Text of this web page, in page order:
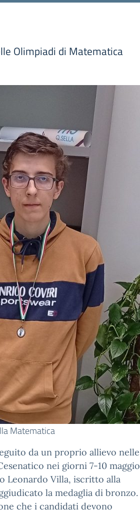
Olimpiadi di Matematica
Matematica
da un proprio allievo nelle
nei giorni 7-10 maggio
Leonardo Villa, iscritto alla
la medaglia di bronzo.
che i candidati devono